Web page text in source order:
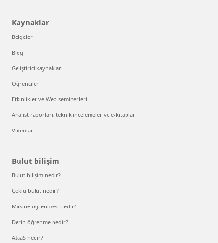
Kaynaklar
Belgeler
Blog
Geliştirici kaynakları
Öğrenciler
Etkinlikler ve Web seminerleri
Analist raporları, teknik incelemeler ve e-kitaplar
Videolar
Bulut bilişim
Bulut bilişim nedir?
Çoklu bulut nedir?
Makine öğrenmesi nedir?
Derin öğrenme nedir?
AIaaS nedir?